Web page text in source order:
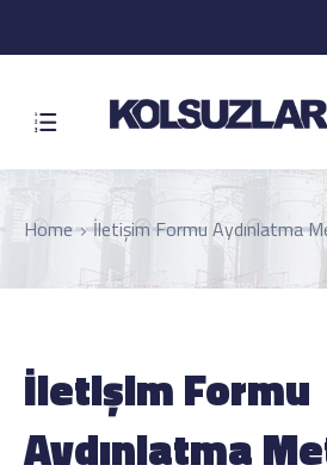
Home İletişim Formu Aydınlatma
İletişim Formu
Aydınlatma